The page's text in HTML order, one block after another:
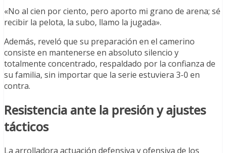
«No al cien por ciento, pero aporto mi grano de arena; sé
recibir la pelota, la subo, llamo la jugada».
Además, reveló que su preparación en el camerino
consiste en mantenerse en absoluto silencio y
totalmente concentrado, respaldado por la confianza de
su familia, sin importar que la serie estuviera 3-0 en
contra.
Resistencia ante la presión y ajustes
tácticos
La arrolladora actuación defensiva y ofensiva de los